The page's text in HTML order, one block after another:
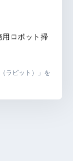
用ロボット掃
ラピット）」を